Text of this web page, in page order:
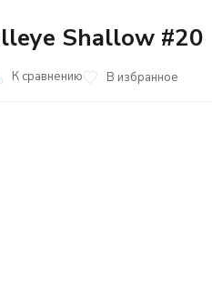
Shallow #20
К сравнению В избранное